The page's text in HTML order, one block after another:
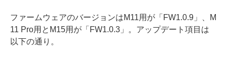
ファームウェアのバージョンはM11用が「FW1.0.9」、M
11 Pro用とM15用が「FW1.0.3」。アップデート項目は
以下の通り。